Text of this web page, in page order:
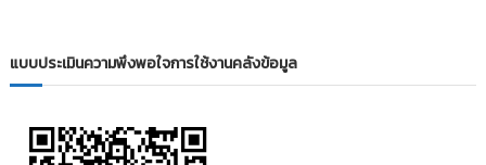
o
y
บุ
รี
แบบประเมินความพึงพอใจการใช้งานคลังข้อมูล